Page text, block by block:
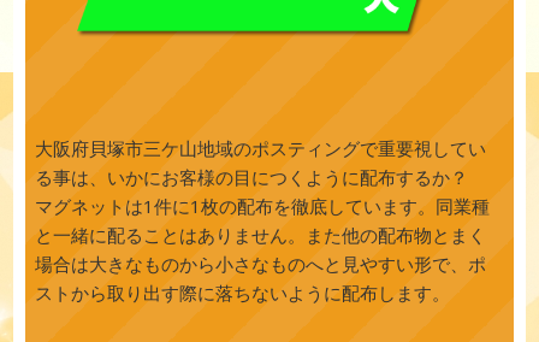
大阪府貝塚市三ケ山地域のポスティングで重要視してい
る事は、いかにお客様の目につくように配布するか？
マグネットは1件に1枚の配布を徹底しています。同業種
と一緒に配ることはありません。また他の配布物とまく
場合は大きなものから小さなものへと見やすい形で、ポ
ストから取り出す際に落ちないように配布します。